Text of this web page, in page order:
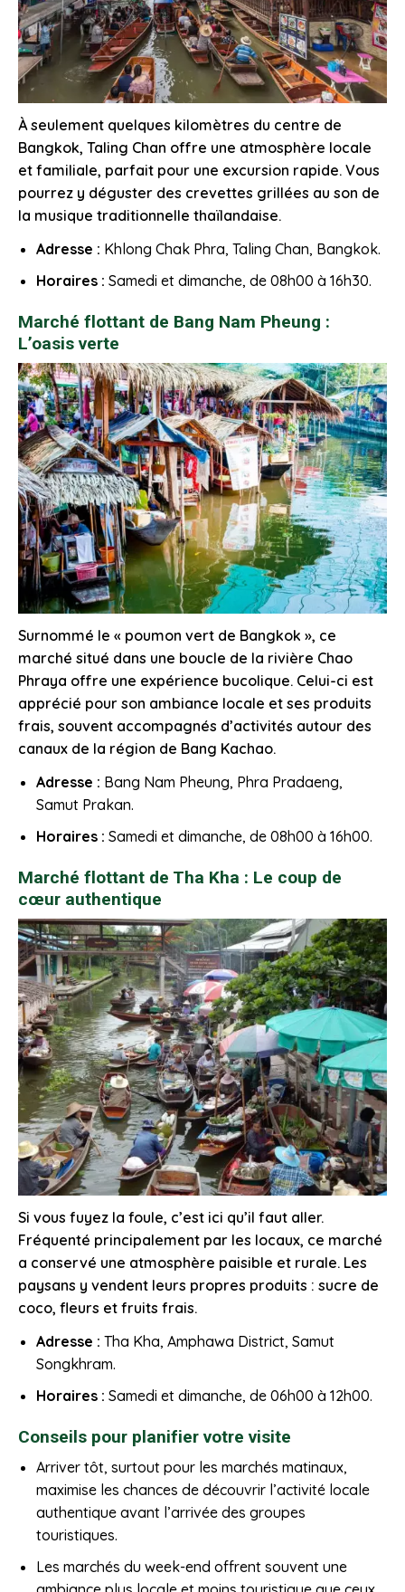
À seulement quelques kilomètres du centre de
Bangkok, Taling Chan offre une atmosphère locale
et familiale, parfait pour une excursion rapide. Vous
pourrez y déguster des crevettes grillées au son de
la musique traditionnelle thaïlandaise.
Adresse : Khlong Chak Phra, Taling Chan, Bangkok.
Horaires : Samedi et dimanche, de 08h00 à 16h30.
Marché flottant de Bang Nam Pheung :
L’oasis verte
Surnommé le « poumon vert de Bangkok », ce
marché situé dans une boucle de la rivière Chao
Phraya offre une expérience bucolique. Celui-ci est
apprécié pour son ambiance locale et ses produits
frais, souvent accompagnés d’activités autour des
canaux de la région de Bang Kachao.
Adresse : Bang Nam Pheung, Phra Pradaeng,
Samut Prakan.
Horaires : Samedi et dimanche, de 08h00 à 16h00.
Marché flottant de Tha Kha : Le coup de
cœur authentique
Si vous fuyez la foule, c’est ici qu’il faut aller.
Fréquenté principalement par les locaux, ce marché
a conservé une atmosphère paisible et rurale. Les
paysans y vendent leurs propres produits : sucre de
coco, fleurs et fruits frais.
Adresse : Tha Kha, Amphawa District, Samut
Songkhram.
Horaires : Samedi et dimanche, de 06h00 à 12h00.
Conseils pour planifier votre visite
Arriver tôt, surtout pour les marchés matinaux,
maximise les chances de découvrir l’activité locale
authentique avant l’arrivée des groupes
touristiques.
Les marchés du week-end offrent souvent une